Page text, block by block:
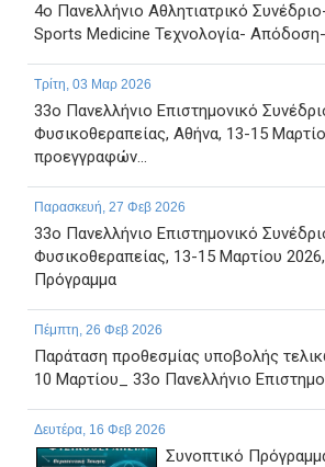
4ο Πανελλήνιο Αθλητιατρικό
Sports Medicine Τεχνολογία- Απόδοση-
Τρίτη, 03 Μαρ 2026
33ο Πανελλήνιο Επιστημονικό
Φυσικοθεραπείας, Αθήνα, 13-15
προεγγραφών...
Παρασκευή, 27 Φεβ 2026
33ο Πανελλήνιο Επιστημονικό
Φυσικοθεραπείας, 13-15 Μαρτίου
Πρόγραμμα
Πέμπτη, 26 Φεβ 2026
Παράταση προθεσμίας υποβολής
10 Μαρτίου_ 33ο Πανελλήνιο
Δευτέρα, 16 Φεβ 2026
Συνοπτικό